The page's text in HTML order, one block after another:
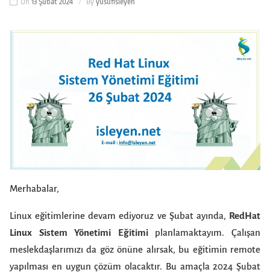
Merhabalar,
Linux eğitimlerine devam ediyoruz ve Şubat ayında, RedHat
Linux Sistem Yönetimi Eğitimiplanlamaktayım. Çalışan
meslekdaşlarımızı da göz önüne alırsak, bu eğitimin remote
yapılması en uygun çözüm olacaktır. Bu amaçla 2024 Şubat